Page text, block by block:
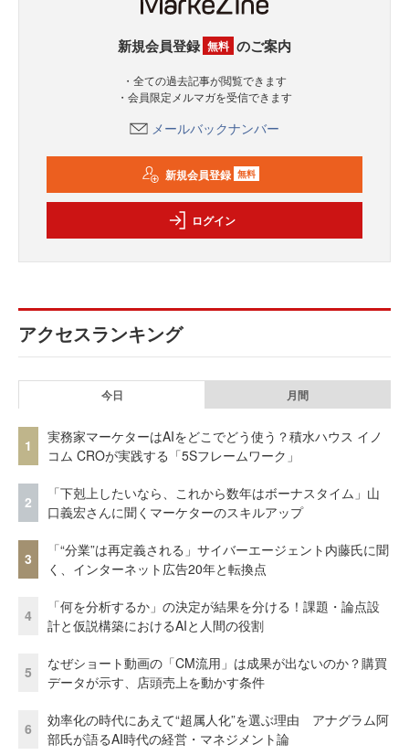
新規会員登録 無料 のご案内
・全ての過去記事が閲覧できます
・会員限定メルマガを受信できます
メールバックナンバー
新規会員登録 無料
ログイン
アクセスランキング
今日 月間
1
実務家マーケターはAIをどこでどう使う？積水ハウス イノ
コム CROが実践する「5Sフレームワーク」
2
「下剋上したいなら、これから数年はボーナスタイム」山
口義宏さんに聞くマーケターのスキルアップ
3
「“分業”は再定義される」サイバーエージェント内藤氏に聞
く、インターネット広告20年と転換点
4
「何を分析するか」の決定が結果を分ける！課題・論点設
計と仮説構築におけるAIと人間の役割
5
なぜショート動画の「CM流用」は成果が出ないのか？購買
データが示す、店頭売上を動かす条件
6
効率化の時代にあえて“超属人化”を選ぶ理由 アナグラム阿
部氏が語るAI時代の経営・マネジメント論